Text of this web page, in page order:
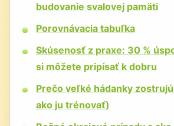
budovanie svalovej pamäti
Porovnávacia tabuľka
Skúsenosť z praxe: 30 %
si môžete pripísať k dobru
Prečo veľké hádanky
ako ju trénovať)